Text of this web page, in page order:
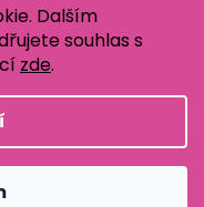
Dalším
souhlas s
zde.
děti Baja Design.